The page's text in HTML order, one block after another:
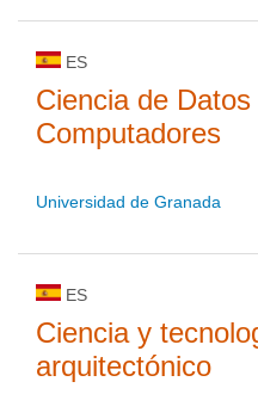
ES
Ciencia de
Computadores
Universidad de Granada
ES
Ciencia y
arquitectónico